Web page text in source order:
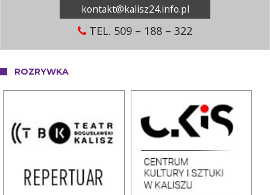
kontakt@kalisz24.info.pl
TEL. 509 – 188 – 322
ROZRYWKA